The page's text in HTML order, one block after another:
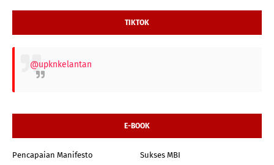
TIKTOK
@upknkelantan
E-BOOK
Pencapaian Manifesto Sukses MBI